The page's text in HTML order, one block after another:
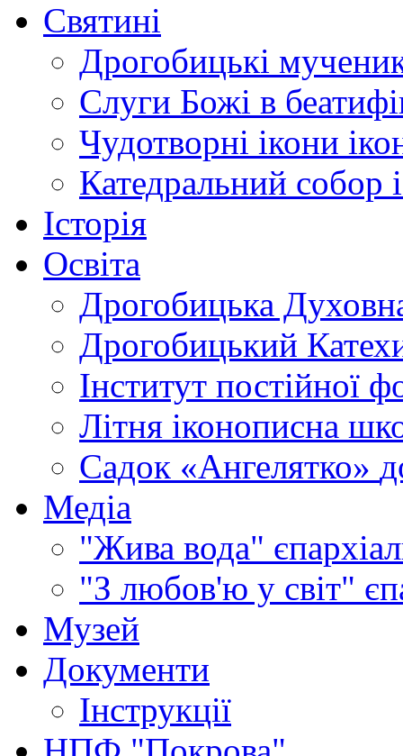
Святині
Дрогобицькі
Слуги Божі в
Чудотворні ікони
Катедральний собор
Історія
Освіта
Дрогобицька
Дрогобицький
Інститут постійної
Літня іконописна
Садок «Ангелятко»
Медіа
"Жива вода"
"З любов'ю у світ"
Музей
Документи
Інструкції